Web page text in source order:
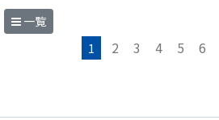
一覧
1 2 3 4 5 6